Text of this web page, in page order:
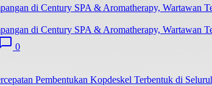
di Century SPA & Aromatherapy, Wartawan
0
Pembentukan Kopdeskel Terbentuk di